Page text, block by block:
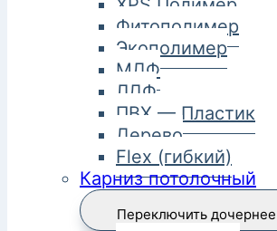
XPS Полимер
Фитополимер
Экополимер
МДФ
ЛДФ
ПВХ — Пластик
Дерево
Flex (гибкий)
Карниз потолочный
Переключить